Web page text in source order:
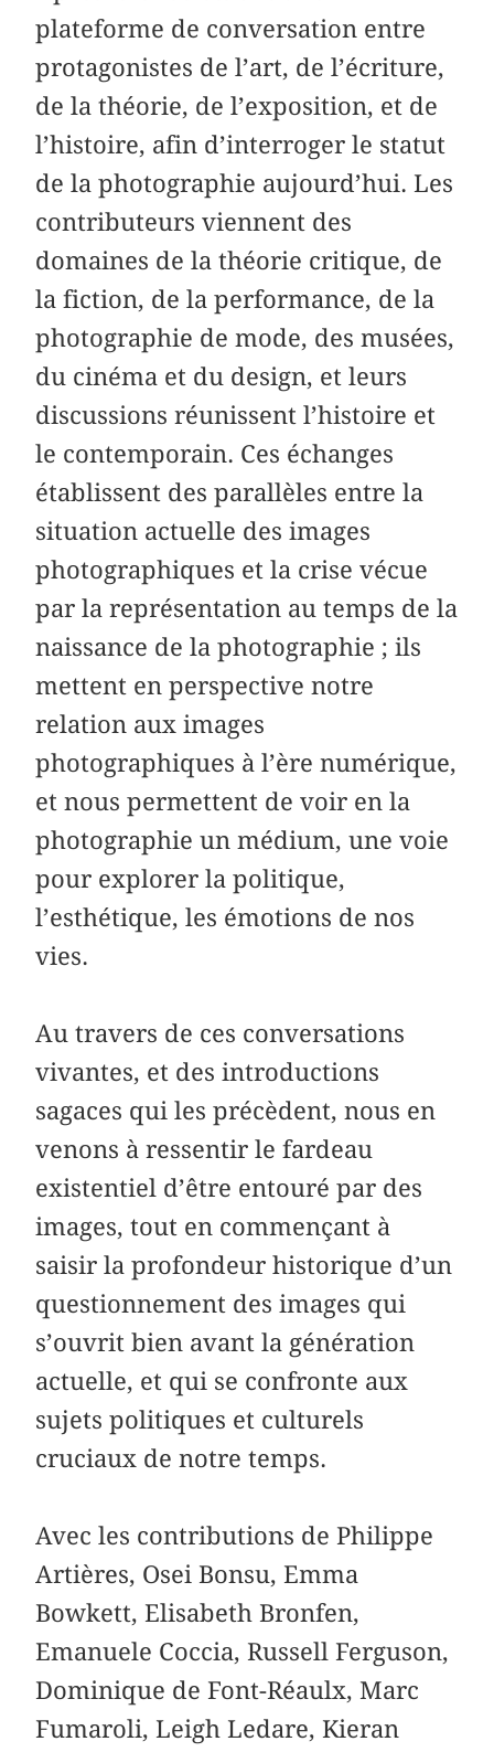
plateforme de conversation entre
protagonistes de l’art, de l’écriture,
de la théorie, de l’exposition, et de
l’histoire, afin d’interroger le statut
de la photographie aujourd’hui. Les
contributeurs viennent des
domaines de la théorie critique, de
la fiction, de la performance, de la
photographie de mode, des musées,
du cinéma et du design, et leurs
discussions réunissent l’histoire et
le contemporain. Ces échanges
établissent des parallèles entre la
situation actuelle des images
photographiques et la crise vécue
par la représentation au temps de la
naissance de la photographie ; ils
mettent en perspective notre
relation aux images
photographiques à l’ère numérique,
et nous permettent de voir en la
photographie un médium, une voie
pour explorer la politique,
l’esthétique, les émotions de nos
vies.
Au travers de ces conversations
vivantes, et des introductions
sagaces qui les précèdent, nous en
venons à ressentir le fardeau
existentiel d’être entouré par des
images, tout en commençant à
saisir la profondeur historique d’un
questionnement des images qui
s’ouvrit bien avant la génération
actuelle, et qui se confronte aux
sujets politiques et culturels
cruciaux de notre temps.
Avec les contributions de Philippe
Artières, Osei Bonsu, Emma
Bowkett, Elisabeth Bronfen,
Emanuele Coccia, ­Russell ­Ferguson,
­Dominique de Font-­Réaulx, Marc
Fumaroli, Leigh Ledare, Kieran